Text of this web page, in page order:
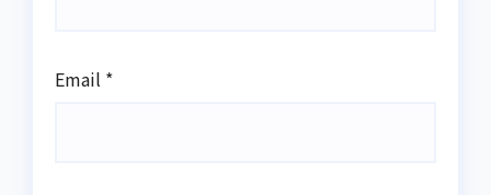
Email *